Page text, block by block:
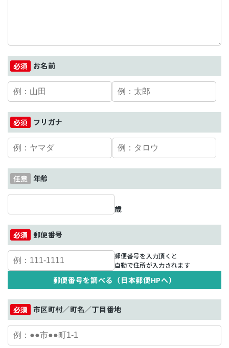
お名前
フリガナ
年齢
歳
郵便番号
郵便番号を入力頂くと
自動で住所が入力されます
郵便番号を調べる（日本郵便HPへ）
市区町村／町名／丁目番地